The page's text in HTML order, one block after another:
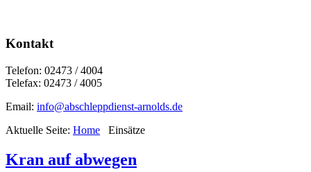
Kontakt
Telefon: 02473 / 4004
Telefax: 02473 / 4005
Email: info@abschleppdienst-arnolds.de
Aktuelle Seite: Home Einsätze
Kran auf abwegen